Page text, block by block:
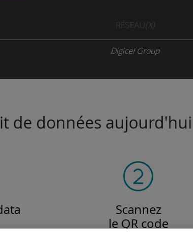
RÉSEAU(X)
Digicel Group
de données
Scannez
le QR code